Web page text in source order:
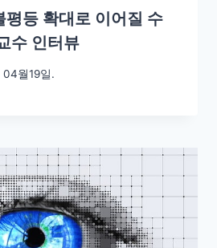
평등 확대로 이어질 수
수 인터뷰
04월19일.